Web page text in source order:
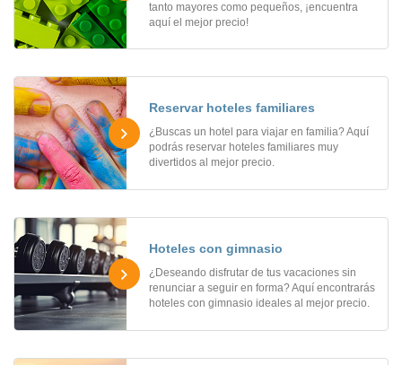
tanto mayores como pequeños, ¡encuentra
aquí el mejor precio!
Reservar hoteles familiares
¿Buscas un hotel para viajar en familia? Aquí
podrás reservar hoteles familiares muy
divertidos al mejor precio.
Hoteles con gimnasio
¿Deseando disfrutar de tus vacaciones sin
renunciar a seguir en forma? Aquí encontrarás
hoteles con gimnasio ideales al mejor precio.